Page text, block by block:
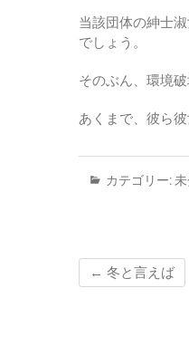
当該団体の紳士
でしょう。
そのぶん、環境破
あくまで、彼ら彼
カテゴリー:
← 冬と言えば